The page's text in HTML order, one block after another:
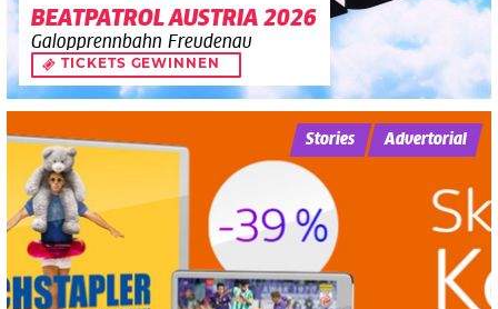
BEATPATROL AUSTRIA 2026
Galopprennbahn Freudenau
TICKETS GEWINNEN
Stories Advertorial